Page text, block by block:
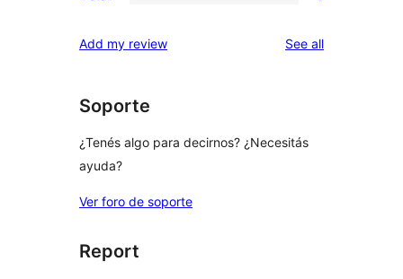
reviews
0
star
Add my review See allreviews
Soporte
¿Tenés algo para decirnos? ¿Necesitás
ayuda?
Ver foro de soporte
Report